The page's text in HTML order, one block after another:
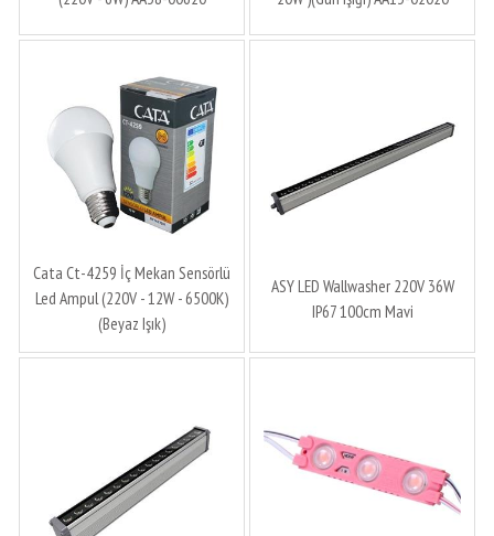
Cata Ct-4259 İç Mekan Sensörlü
Led Ampul (220V - 12W - 6500K)
(Beyaz Işık)
ASY LED Wallwasher 220V 36W
IP67 100cm Mavi